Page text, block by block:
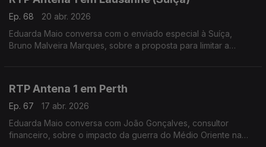
Ep. 68
20 abr. 2026
Eduarda Maio conversa com o enviado especial à Suíça,
Bruno Malveira Marques, sobre a proposta para limitar a
RTP Antena 1 em Perth
Ep. 67
17 abr. 2026
Eduarda Maio conversa com João Gonçalves, consultor
financeiro, sobre o impacto da guerra do Médio Oriente na